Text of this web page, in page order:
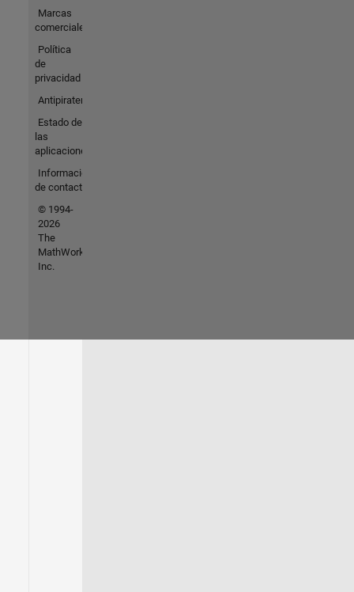
Marcas
comerciales
Política
de
privacidad
Antipiratería
Estado de
las
aplicaciones
Información
de contacto
© 1994-
2026
The
MathWorks,
Inc.